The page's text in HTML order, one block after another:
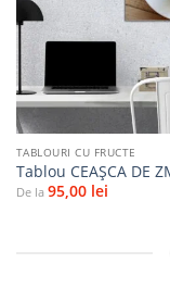
TABLOURI CU FRUCTE
Tablou CEAŞCA DE
De la 95,00 lei